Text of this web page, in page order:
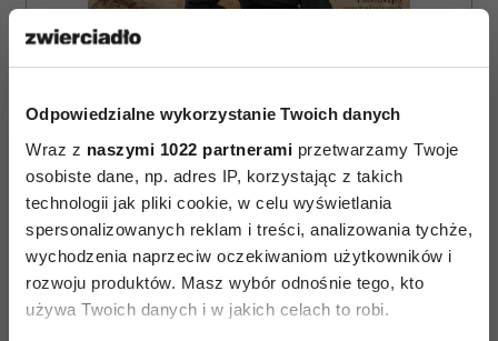
Odpowiedzialne wykorzystanie Twoich danych
Wraz z naszymi 1022 partnerami przetwarzamy Twoje
osobiste dane, np. adres IP, korzystając z takich
technologii jak pliki cookie, w celu wyświetlania
spersonalizowanych reklam i treści, analizowania tychże,
wychodzenia naprzeciw oczekiwaniom użytkowników i
rozwoju produktów. Masz wybór odnośnie tego, kto
używa Twoich danych i w jakich celach to robi.
ZAMÓW